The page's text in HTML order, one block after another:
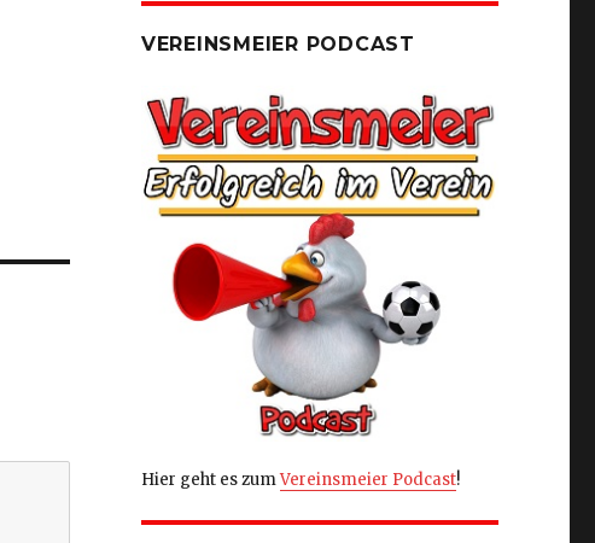
VEREINSMEIER PODCAST
Hier geht es zumVereinsmeier Podcast!